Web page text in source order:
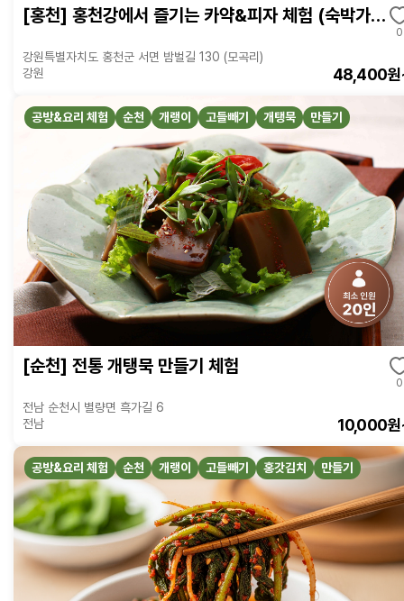
[홍천] 홍천강에서 즐기는 카약&피자 체험 (숙박가능)
0
강원특별자치도 홍천군 서면 밤벌길 130 (모곡리)
강원
48,400원
공방&요리 체험 순천 개랭이 고들빼기 개탱묵 만들기
[순천] 전통 개탱묵 만들기 체험
0
전남 순천시 별량면 흑가길 6
전남
10,000
공방&요리 체험 순천 개랭이 고들빼기 홍갓김치 만들기